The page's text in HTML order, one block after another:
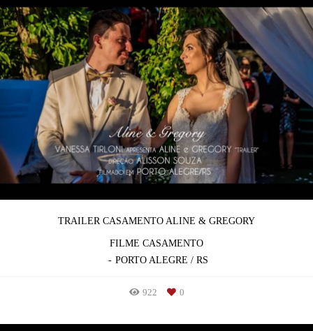
TRAILER CASAMENTO ALINE & GREGORY
FILME CASAMENTO
PORTO ALEGRE / RS
922 0